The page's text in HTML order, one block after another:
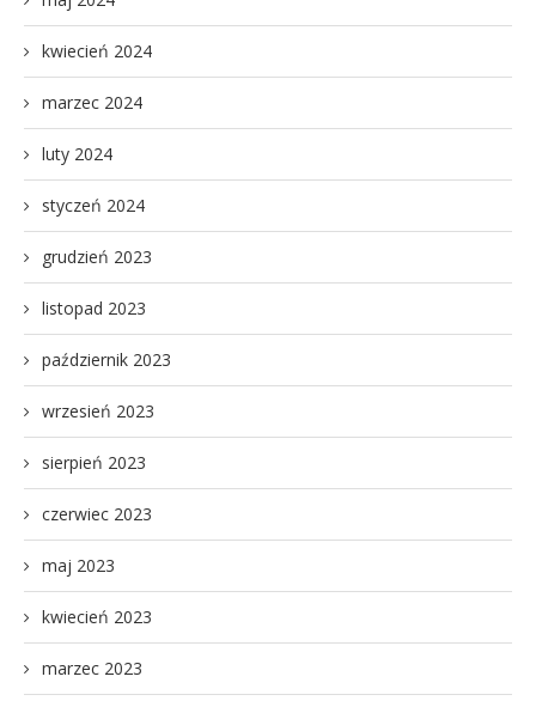
kwiecień 2024
marzec 2024
luty 2024
styczeń 2024
grudzień 2023
listopad 2023
październik 2023
wrzesień 2023
sierpień 2023
czerwiec 2023
maj 2023
kwiecień 2023
marzec 2023